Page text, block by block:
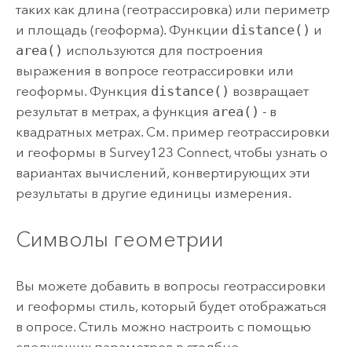
таких как длина (геотрассировка) или периметр
и площадь (геоформа). Функции distance() и
area() используются для построения
выражения в вопросе геотрассировки или
геоформы. Функция distance() возвращает
результат в метрах, а функция area() - в
квадратных метрах. См. пример геотрассировки
и геоформы в Survey123 Connect, чтобы узнать о
вариантах вычислений, конвертирующих эти
результаты в другие единицы измерения.
Символы геометрии
Вы можете добавить в вопросы геотрассировки
и геоформы стиль, который будет отображаться
в опросе. Стиль можно настроить с помощью